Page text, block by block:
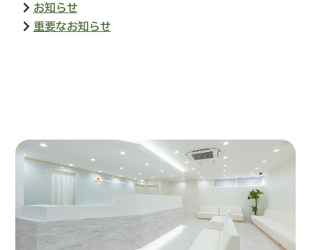
お知らせ
重要なお知らせ